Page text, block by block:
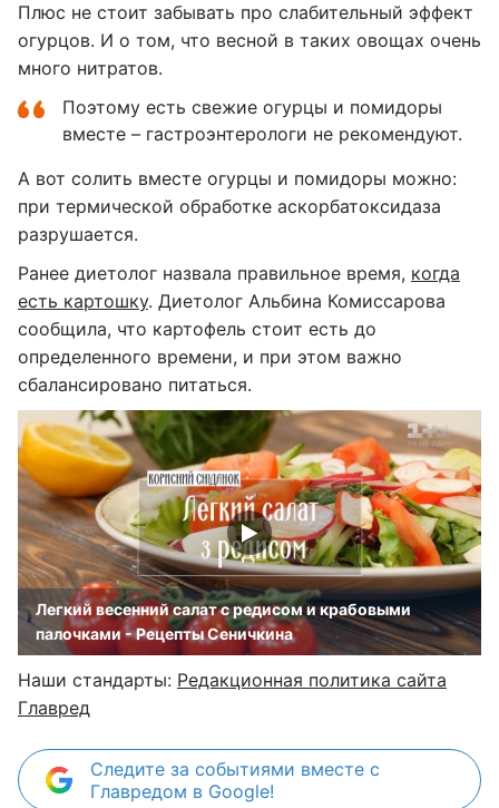
Плюс не стоит забывать про слабительный эффект
огурцов. И о том, что весной в таких овощах очень
много нитратов.
Поэтому есть свежие огурцы и помидоры
вместе – гастроэнтерологи не рекомендуют.
А вот солить вместе огурцы и помидоры можно:
при термической обработке аскорбатоксидаза
разрушается.
Ранее диетолог назвала правильное время, когда
есть картошку. Диетолог Альбина Комиссарова
сообщила, что картофель стоит есть до
определенного времени, и при этом важно
сбалансировано питаться.
Легкий весенний салат с редисом и крабовыми
палочками - Рецепты Сеничкина
Наши стандарты: Редакционная политика сайта
Главред
Следите за событиями вместе с
Главредом в Google!